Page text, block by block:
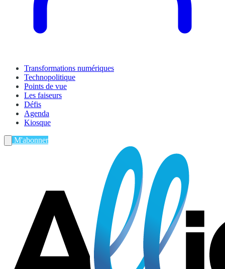
Transformations numériques
Technopolitique
Points de vue
Les faiseurs
Défis
Agenda
Kiosque
M'abonner